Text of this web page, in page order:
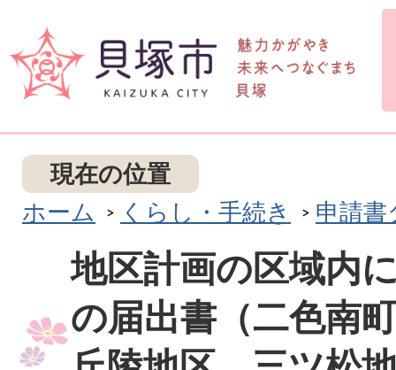
現在の位置
ホーム
くらし・手続き 申請書
地区計画の区域内
の届出書（二色南